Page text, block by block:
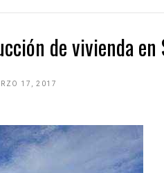
de vivienda en
17, 2017